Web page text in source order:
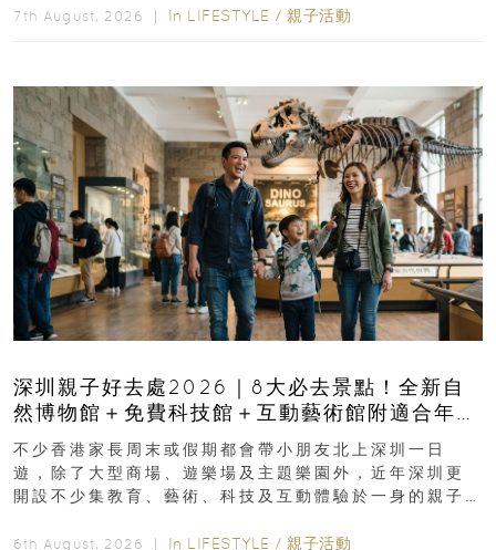
7th August, 2026 ｜ In LIFESTYLE / 親子活動
深圳親子好去處2026｜8大必去景點！全新自
然博物館＋免費科技館＋互動藝術館附適合年
齡、交通、門票、開放時間
不少香港家長周末或假期都會帶小朋友北上深圳一日
遊，除了大型商場、遊樂場及主題樂園外，近年深圳更
開設不少集教育、藝術、科技及互動體驗於一身的親子
6th August, 2026 ｜ In LIFESTYLE / 親子活動